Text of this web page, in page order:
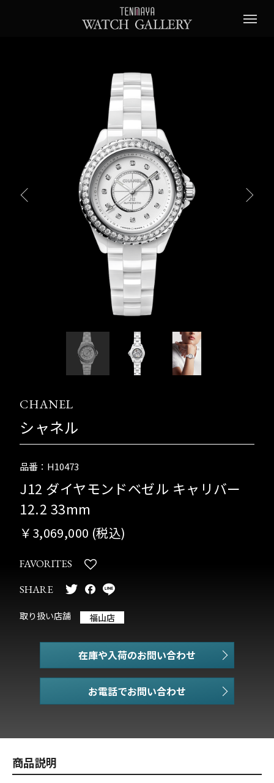
CHANEL
シャネル
品番：H10473
J12 ダイヤモンドベゼル キャリバー
12.2 33mm
￥3,069,000 (税込)
FAVORITES
SHARE
取り扱い店舗 福山店
在庫や入荷のお問い合わせ
お電話でお問い合わせ
商品説明